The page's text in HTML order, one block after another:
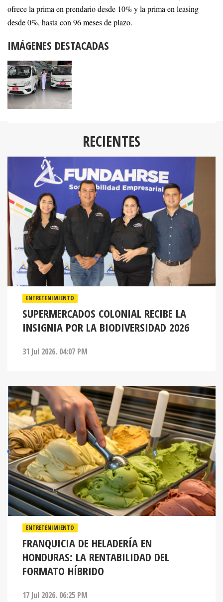
ofrece la prima en prendario desde 10% y la prima en leasing
desde 0%, hasta con 96 meses de plazo.
IMÁGENES DESTACADAS
RECIENTES
ENTRETENIMIENTO
SUPERMERCADOS COLONIAL RECIBE LA
INSIGNIA POR LA BIODIVERSIDAD 2026
31 Jul 2026. 04:07 PM
ENTRETENIMIENTO
FRANQUICIA DE HELADERÍA EN
HONDURAS: LA RENTABILIDAD DEL
FORMATO HÍBRIDO
17 Jul 2026. 06:25 PM